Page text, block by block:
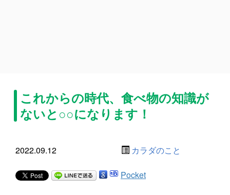
これからの時代、食べ物の知識が
ないと○○になります！
2022.09.12 カラダのこと
Pocket